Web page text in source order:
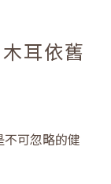
耳依舊
可忽略的健